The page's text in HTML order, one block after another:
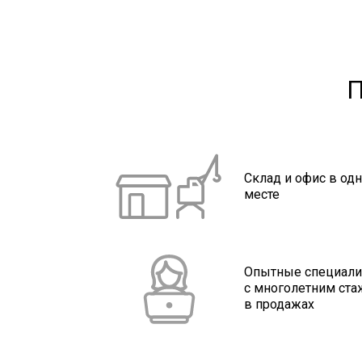
Склад и офис в
месте
Опытные
с многолетним
в продажах